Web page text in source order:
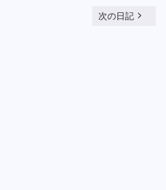
次の日記 navigate_next